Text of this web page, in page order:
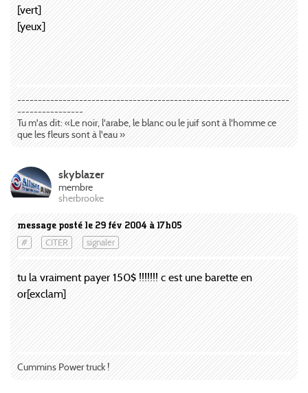
[vert]
[yeux]
------------------------------------------------------------------
----------------
Tu m'as dit: «Le noir, l'arabe, le blanc ou le juif sont à l'homme ce
que les fleurs sont à l'eau »
message posté le 29 fév 2004 à 17h05
# CITER signaler
skyblazer
membre
sherbrooke
tu la vraiment payer 150$ !!!!!!! c est une barette en
or[exclam]
Cummins Power truck !